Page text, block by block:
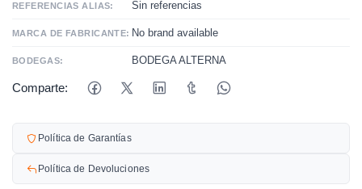
REFERENCIAS ALIAS: Sin referencias
MARCA DE FABRICANTE: No brand available
BODEGAS: BODEGA ALTERNA
Comparte:
Política de Garantías
Política de Devoluciones